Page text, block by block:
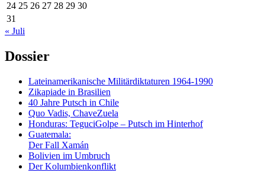
24 25 26 27 28 29 30
31
« Juli
Dossier
Lateinamerikanische Militärdiktaturen 1964-1990
Zikapiade in Brasilien
40 Jahre Putsch in Chile
Quo Vadis, ChaveZuela
Honduras: TeguciGolpe – Putsch im Hinterhof
Guatemala:
Der Fall Xamán
Bolivien im Umbruch
Der Kolumbienkonflikt